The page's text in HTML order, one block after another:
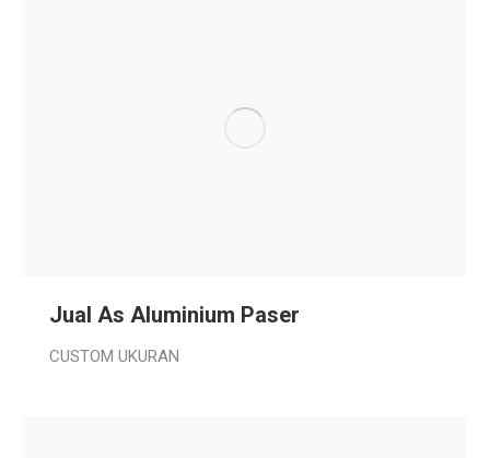
Jual As Aluminium Paser
CUSTOM UKURAN